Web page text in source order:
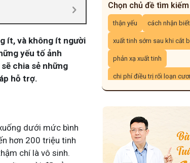
ít, và không ít người
yếu tố ảnh
chia sẻ những
hỗ trợ.
dưới mức bình
hơn 200 triệu tinh
chí là vô sinh.
Chọn chủ đề tìm kiếm
thận yếu cách nhận
xuất tinh sớm sau khi cắt
phản xạ xuất tinh
chi phí điều trị rối loạn
cắt bao quy đầu có tăng
Cách nhận biết chồng yếu